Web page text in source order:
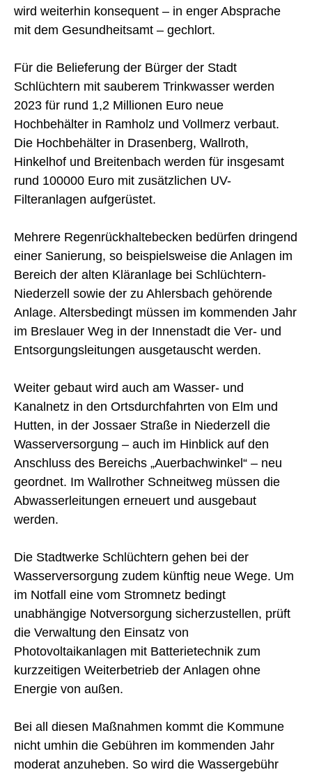
wird weiterhin konsequent – in enger Absprache
mit dem Gesundheitsamt – gechlort.
Für die Belieferung der Bürger der Stadt
Schlüchtern mit sauberem Trinkwasser werden
2023 für rund 1,2 Millionen Euro neue
Hochbehälter in Ramholz und Vollmerz verbaut.
Die Hochbehälter in Drasenberg, Wallroth,
Hinkelhof und Breitenbach werden für insgesamt
rund 100000 Euro mit zusätzlichen UV-
Filteranlagen aufgerüstet.
Mehrere Regenrückhaltebecken bedürfen dringend
einer Sanierung, so beispielsweise die Anlagen im
Bereich der alten Kläranlage bei Schlüchtern-
Niederzell sowie der zu Ahlersbach gehörende
Anlage. Altersbedingt müssen im kommenden Jahr
im Breslauer Weg in der Innenstadt die Ver- und
Entsorgungsleitungen ausgetauscht werden.
Weiter gebaut wird auch am Wasser- und
Kanalnetz in den Ortsdurchfahrten von Elm und
Hutten, in der Jossaer Straße in Niederzell die
Wasserversorgung – auch im Hinblick auf den
Anschluss des Bereichs „Auerbachwinkel“ – neu
geordnet. Im Wallrother Schneitweg müssen die
Abwasserleitungen erneuert und ausgebaut
werden.
Die Stadtwerke Schlüchtern gehen bei der
Wasserversorgung zudem künftig neue Wege. Um
im Notfall eine vom Stromnetz bedingt
unabhängige Notversorgung sicherzustellen, prüft
die Verwaltung den Einsatz von
Photovoltaikanlagen mit Batterietechnik zum
kurzzeitigen Weiterbetrieb der Anlagen ohne
Energie von außen.
Bei all diesen Maßnahmen kommt die Kommune
nicht umhin die Gebühren im kommenden Jahr
moderat anzuheben. So wird die Wassergebühr